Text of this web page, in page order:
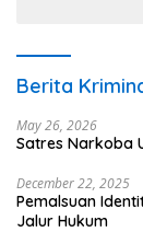
Berita
May 26, 2026
Satres Narkoba
December 22, 2025
Pemalsuan
Jalur Hukum